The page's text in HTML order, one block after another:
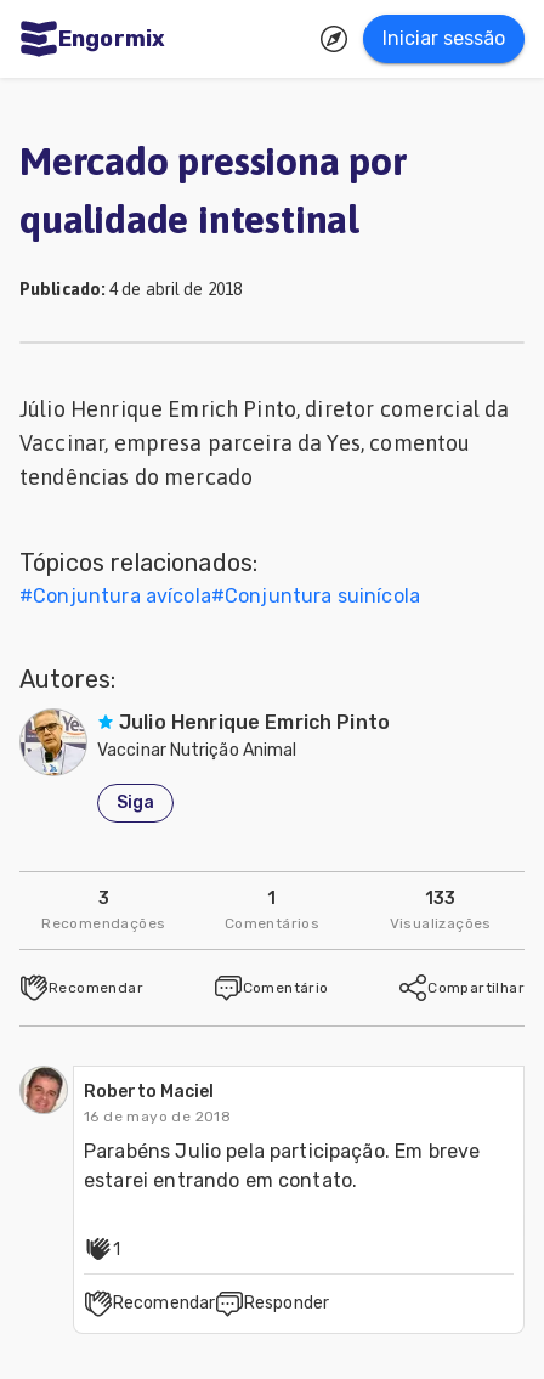
Engormix Iniciar sessão
Micotoxinas
Avicultura
corte
Pecuária
de
Mercado pressiona por
qualidade intestinal
Publicado: 4 de abril de 2018
Júlio Henrique Emrich Pinto, diretor comercial da
Vaccinar, empresa parceira da Yes, comentou
tendências do mercado
Tópicos relacionados:
#Conjuntura avícola#Conjuntura suinícola
Autores:
Julio Henrique Emrich Pinto
Vaccinar Nutrição Animal
Siga
3
Recomendações
1
Comentários
133
Visualizações
Recomendar Comentário Compartilhar
Roberto Maciel
16 de mayo de 2018
Parabéns Julio pela participação. Em breve
estarei entrando em contato.
1
Recomendar Responder